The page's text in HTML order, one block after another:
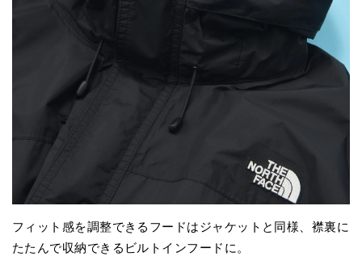
フィット感を調整できるフードはジャケットと同様、襟裏に
たたんで収納できるビルトインフードに。